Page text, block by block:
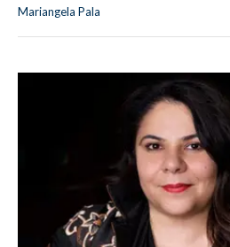
Mariangela Pala